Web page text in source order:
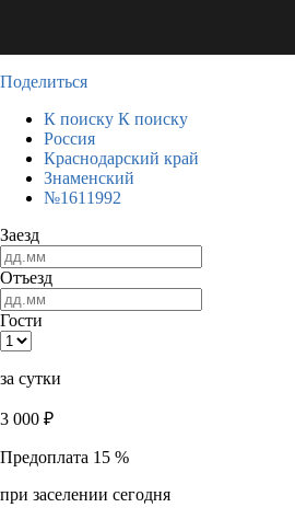
Поделиться
К поиску К поиску
Россия
Краснодарский край
Знаменский
№1611992
Заезд
Отъезд
Гости
за сутки
3 000 ₽
Предоплата 15 %
при заселении сегодня